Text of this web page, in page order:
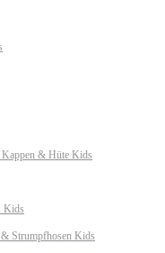
& Hüte Kids
Kids
Strumpfhosen Kids